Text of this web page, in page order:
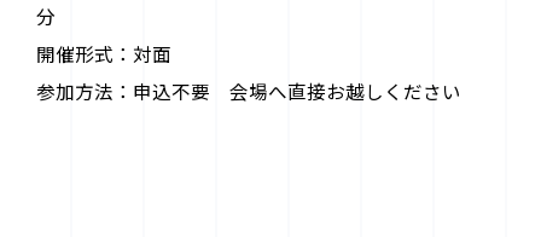
分
開催形式：対面
参加方法：申込不要 会場へ直接お越しください